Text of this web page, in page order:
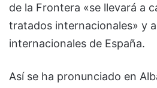
de la Frontera «se llevará a
tratados internacionales» y
internacionales de España.
Así se ha pronunciado en